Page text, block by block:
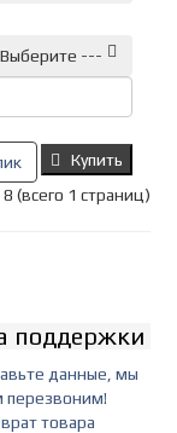
---
Купить
(всего 1 страниц)
поддержки
данные, мы
перезвоним!
товара